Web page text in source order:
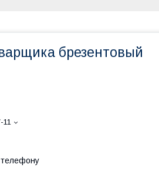
брезентовый
11
телефону